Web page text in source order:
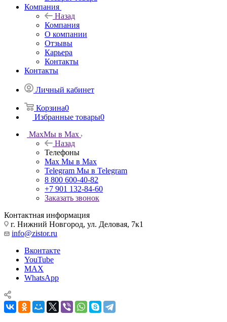
Компания
Назад
Компания
О компании
Отзывы
Карьера
Контакты
Контакты
Личный кабинет
Корзина0
Избранные товары0
MaxМы в Max
Назад
Телефоны
Max Мы в Max
Telegram Мы в Telegram
8 800 600-40-82
+7 901 132-84-60
Заказать звонок
Контактная информация
г. Нижний Новгород, ул. Деловая, 7к1
info@zistor.ru
Вконтакте
YouTube
MAX
WhatsApp